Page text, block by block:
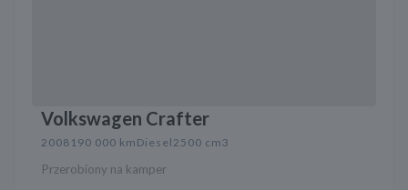
Volkswagen Crafter
2008 190 000 km Diesel2500 cm3
Przerobiony na kamper